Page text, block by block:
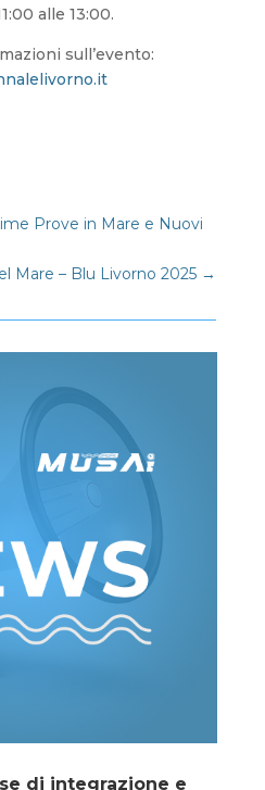
alle 13:00.
sull’evento:
Prove in Mare e Nuovi
Mare – Blu Livorno 2025 →
di integrazione e